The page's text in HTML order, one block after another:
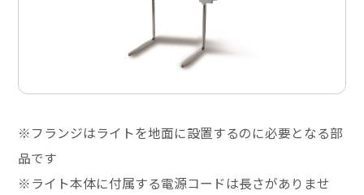
※フランジはライトを地面に設置するのに必要となる部
品です
※ライト本体に付属する電源コードは長さがありませ